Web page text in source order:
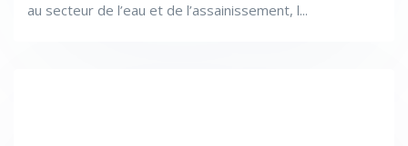
au secteur de l’eau et de l’assainissement, l...